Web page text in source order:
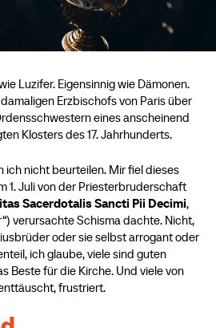
Luzifer. Eigensinnig wie Dämonen.
Erzbischofs von Paris über
eines anscheinend
Klosters des 17. Jahrhunderts.
ich nicht beurteilen. Mir fiel dieses
1. Juli von der Priesterbruderschaft
Sacerdotalis Sancti Pii Decimi,
verursachte Schisma dachte. Nicht,
oder sie selbst arrogant oder
ich glaube, viele sind guten
Beste für die Kirche. Und viele von
frustriert.